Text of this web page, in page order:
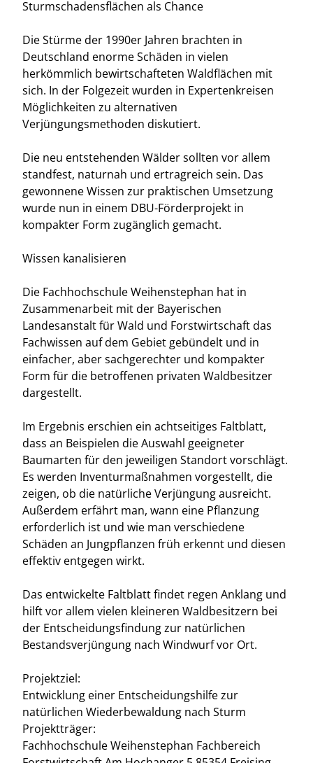
Sturmschadensflächen als Chance
Die Stürme der 1990er Jahren brachten in
Deutschland enorme Schäden in vielen
herkömmlich bewirtschafteten Waldflächen mit
sich. In der Folgezeit wurden in Expertenkreisen
Möglichkeiten zu alternativen
Verjüngungsmethoden diskutiert.
Die neu entstehenden Wälder sollten vor allem
standfest, naturnah und ertragreich sein. Das
gewonnene Wissen zur praktischen Umsetzung
wurde nun in einem DBU-Förderprojekt in
kompakter Form zugänglich gemacht.
Wissen kanalisieren
Die Fachhochschule Weihenstephan hat in
Zusammenarbeit mit der Bayerischen
Landesanstalt für Wald und Forstwirtschaft das
Fachwissen auf dem Gebiet gebündelt und in
einfacher, aber sachgerechter und kompakter
Form für die betroffenen privaten Waldbesitzer
dargestellt.
Im Ergebnis erschien ein achtseitiges Faltblatt,
dass an Beispielen die Auswahl geeigneter
Baumarten für den jeweiligen Standort vorschlägt.
Es werden Inventurmaßnahmen vorgestellt, die
zeigen, ob die natürliche Verjüngung ausreicht.
Außerdem erfährt man, wann eine Pflanzung
erforderlich ist und wie man verschiedene
Schäden an Jungpflanzen früh erkennt und diesen
effektiv entgegen wirkt.
Das entwickelte Faltblatt findet regen Anklang und
hilft vor allem vielen kleineren Waldbesitzern bei
der Entscheidungsfindung zur natürlichen
Bestandsverjüngung nach Windwurf vor Ort.
Projektziel:
Entwicklung einer Entscheidungshilfe zur
natürlichen Wiederbewaldung nach Sturm
Projektträger:
Fachhochschule Weihenstephan Fachbereich